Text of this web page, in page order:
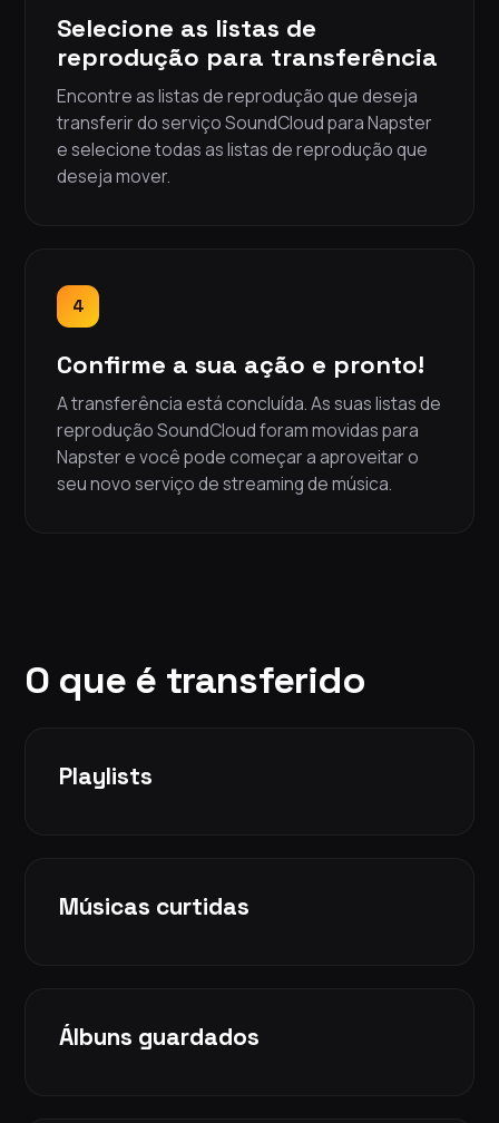
Selecione as listas de
reprodução para transferência
Encontre as listas de reprodução que deseja
transferir do serviço SoundCloud para Napster
e selecione todas as listas de reprodução que
deseja mover.
4
Confirme a sua ação e pronto!
A transferência está concluída. As suas listas de
reprodução SoundCloud foram movidas para
Napster e você pode começar a aproveitar o
seu novo serviço de streaming de música.
O que é transferido
Playlists
Músicas curtidas
Álbuns guardados